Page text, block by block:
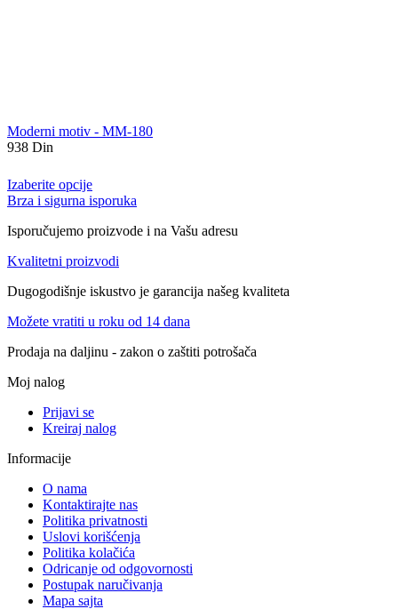
Moderni motiv - MM-180
938 Din
Izaberite opcije
Brza i sigurna isporuka
Isporučujemo proizvode i na Vašu adresu
Kvalitetni proizvodi
Dugogodišnje iskustvo je garancija našeg kvaliteta
Možete vratiti u roku od 14 dana
Prodaja na daljinu - zakon o zaštiti potrošača
Moj nalog
Prijavi se
Kreiraj nalog
Informacije
O nama
Kontaktirajte nas
Politika privatnosti
Uslovi korišćenja
Politika kolačića
Odricanje od odgovornosti
Postupak naručivanja
Mapa sajta